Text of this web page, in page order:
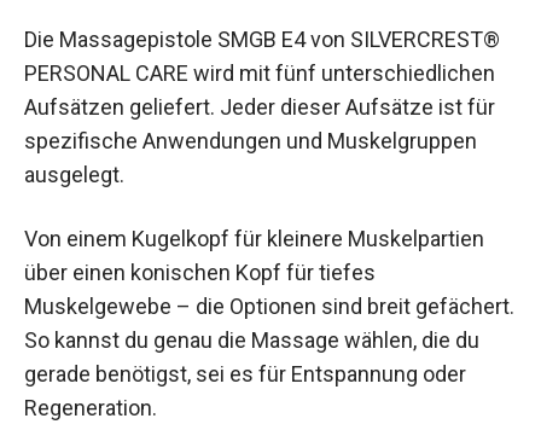
Die Massagepistole SMGB E4 von SILVERCREST®
PERSONAL CARE wird mit fünf unterschiedlichen
Aufsätzen geliefert. Jeder dieser Aufsätze ist für
spezifische Anwendungen und Muskelgruppen
ausgelegt.
Von einem Kugelkopf für kleinere Muskelpartien
über einen konischen Kopf für tiefes
Muskelgewebe – die Optionen sind breit gefächert.
So kannst du genau die Massage wählen, die du
gerade benötigst, sei es für Entspannung oder
Regeneration.